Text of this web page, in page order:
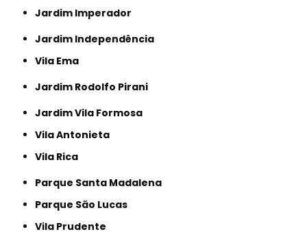
Jardim Imperador
Jardim Independência
Vila Ema
Jardim Rodolfo Pirani
Jardim Vila Formosa
Vila Antonieta
Vila Rica
Parque Santa Madalena
Parque São Lucas
Vila Prudente